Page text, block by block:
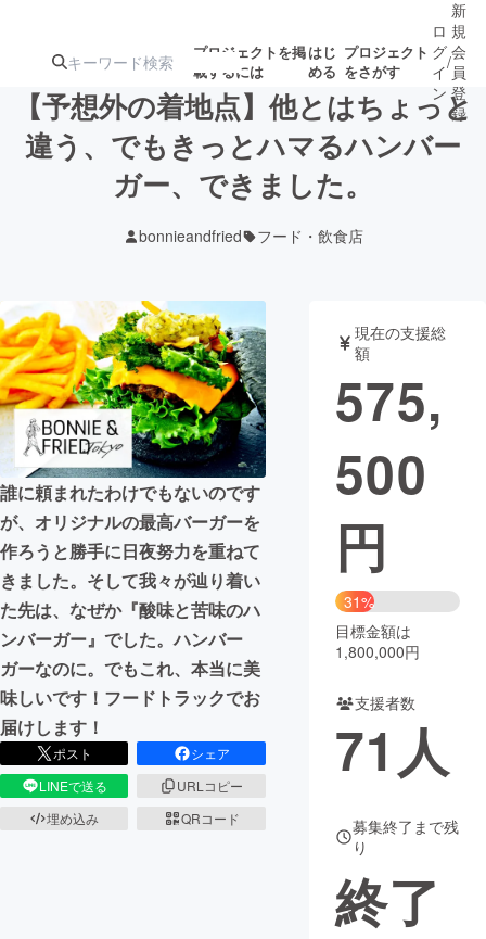
プロジェクトを掲
載するには
はじ
める
プロジェクト
をさがす
注目のリ 注目の新着プロ 募集終了が近いプ
テクノロジー・ガジェット
映像・映画 書籍・雑誌
ビジネス・起業 チャレンジ
まちづくり・地域活性化
CAMPFIRE for Social Good
CAMPFIRE Creation
CAMPFIREふるさと納税
コミュニティ
ロ
グ
イ
ン
/
新
規
会
員
登
録
【予想外の着地点】他とはちょっと
違う、でもきっとハマるハンバー
ガー、できました。
bonnieandfried フード・飲食店
誰に頼まれたわけでもないのです
が、オリジナルの最高バーガーを
作ろうと勝手に日夜努力を重ねて
きました。そして我々が辿り着い
た先は、なぜか『酸味と苦味のハ
ンバーガー』でした。ハンバー
ガーなのに。でもこれ、本当に美
味しいです！フードトラックでお
届けします！
ポスト
シェア
LINEで送る
URLコピー
埋め込み
QRコード
現在の支援総
額
575,
500
円
31%
目標金額は
1,800,000円
支援者数
71 人
募集終了まで残
り
終了